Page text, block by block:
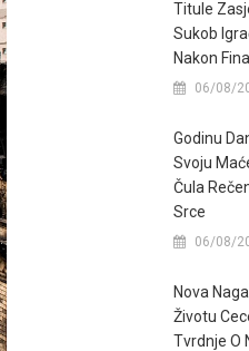
Titule
Sukob
Nakon
06/08/
Godinu
Svoju
Čula
Srce
06/08/
Nova
Životu
Tvrdnje O